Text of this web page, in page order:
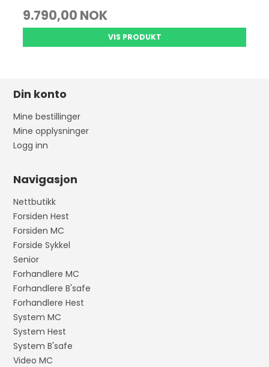
9.790,00 NOK
VIS PRODUKT
Din konto
Mine bestillinger
Mine opplysninger
Logg inn
Navigasjon
Nettbutikk
Forsiden Hest
Forsiden MC
Forside Sykkel
Senior
Forhandlere MC
Forhandlere B'safe
Forhandlere Hest
System MC
System Hest
System B'safe
Video MC